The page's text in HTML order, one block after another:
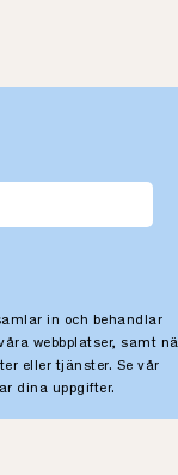
in och behandlar
webbplatser, samt
eller tjänster. Se vår
dina uppgifter.